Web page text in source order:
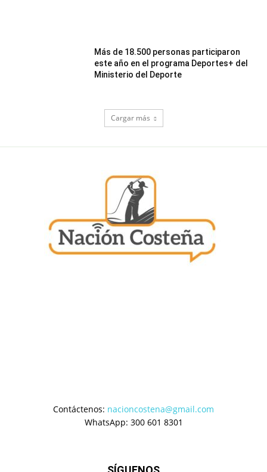
Más de 18.500 personas participaron
este año en el programa Deportes+ del
Ministerio del Deporte
Cargar más
Contáctenos: nacioncostena@gmail.com
WhatsApp: 300 601 8301